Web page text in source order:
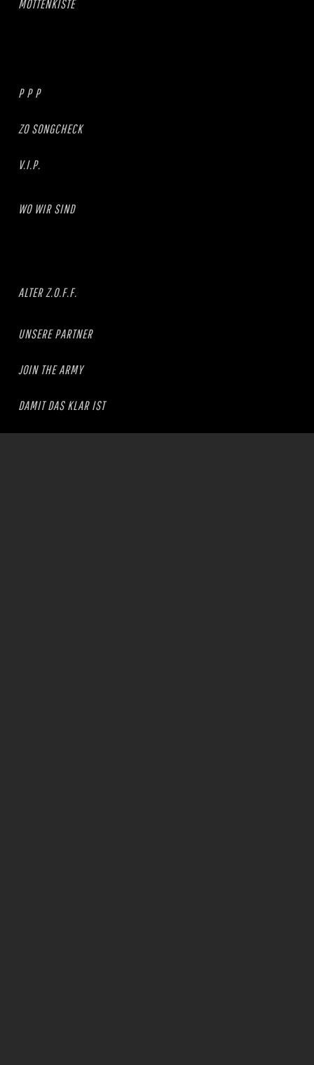
MOTTENKISTE
P P P
ZO SONGCHECK
V.I.P.
WO WIR SIND
ALTER Z.O.F.F.
UNSERE PARTNER
JOIN THE ARMY
DAMIT DAS KLAR IST